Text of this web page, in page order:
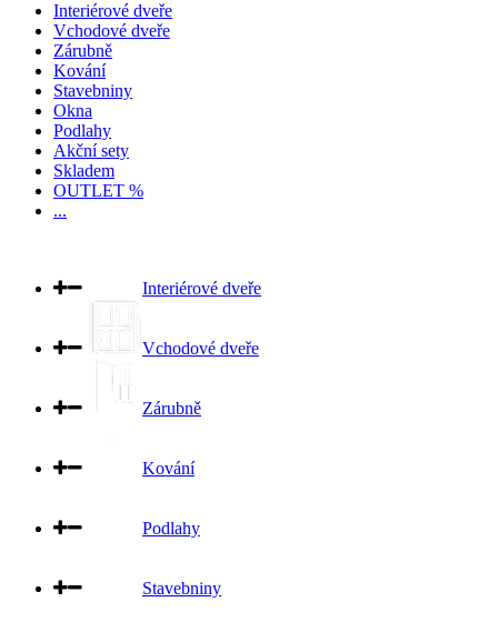
Interiérové dveře
Vchodové dveře
Zárubně
Kování
Stavebniny
Okna
Podlahy
Akční sety
Skladem
OUTLET %
...
Interiérové dveře
Vchodové dveře
Zárubně
Kování
Podlahy
Stavebniny